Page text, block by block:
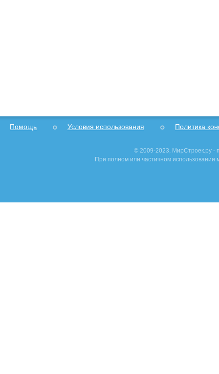
Помощь Условия использования Политика
© 2009-2023, МирСтроек.ру -
При полном или частичном использовании